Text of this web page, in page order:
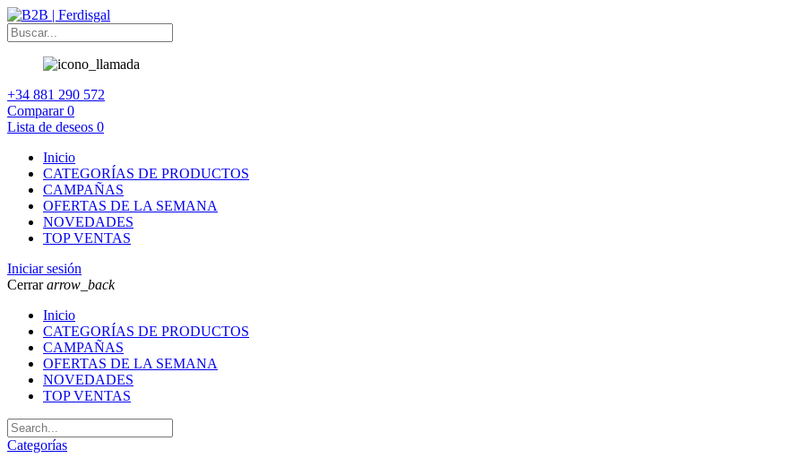
+34 881 290 572
Comparar 0
Lista de deseos 0
Inicio
CATEGORÍAS DE PRODUCTOS
CAMPAÑAS
OFERTAS DE LA SEMANA
NOVEDADES
TOP VENTAS
Iniciar sesión
Cerrararrow_back
Inicio
CATEGORÍAS DE PRODUCTOS
CAMPAÑAS
OFERTAS DE LA SEMANA
NOVEDADES
TOP VENTAS
Categorías